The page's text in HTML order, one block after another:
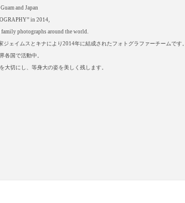
and Japan
in 2014,
photographs around the world.
ジェイムスとキナにより2014年に結成されたフォトグラファーチームです。
各国で活動中。
大切にし、等身大の姿を美しく残します。